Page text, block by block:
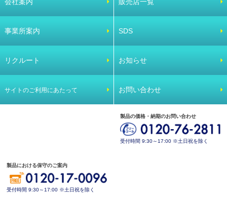
会社案内 販売店一覧
事業所案内 SDS
リクルート お知らせ
サイトのご利用にあたって お問い合わせ
製品の価格・納期のお問い合わせ
受付時間 9:30～17:00 ※土日祝を除く
製品における保守のご案内
受付時間 9:30～17:00 ※土日祝を除く